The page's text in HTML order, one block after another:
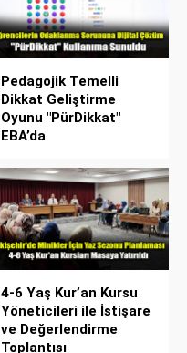
Pedagojik Temelli
Dikkat Geliştirme
Oyunu "PürDikkat"
EBA’da
4-6 Yaş Kur’an Kursu
Yöneticileri ile İstişare
ve Değerlendirme
Toplantısı